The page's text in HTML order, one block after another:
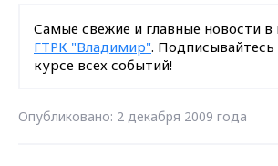
Самые свежие и главные новости в
ГТРК "Владимир". Подписывайтесь
курсе всех событий!
Опубликовано: 2 декабря 2009 года